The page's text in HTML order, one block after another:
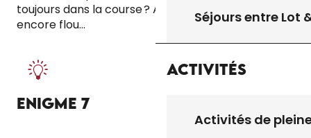
Séjours entre Lot
Activités
Activités de
toujours dans la course ? A vous de voir ! Cela reste
encore flou…
ENIGME 7